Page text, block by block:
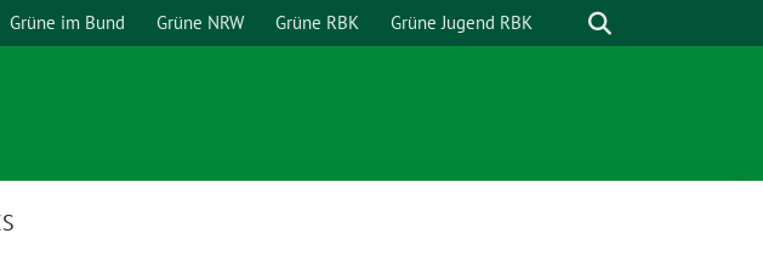
Grüne im Bund Grüne NRW Grüne RBK Grüne Jugend RBK Suche